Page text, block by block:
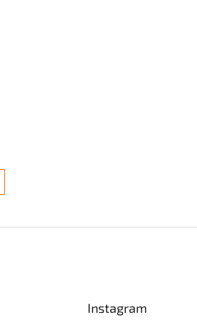
Instagram